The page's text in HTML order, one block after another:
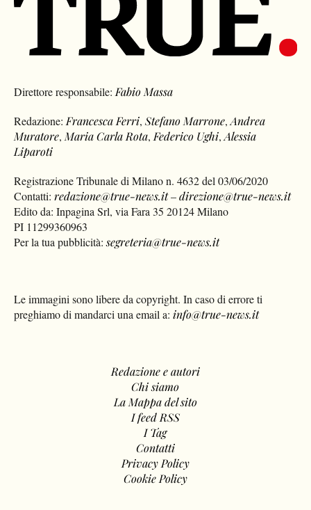
Direttore responsabile: Fabio Massa
Redazione: Francesca Ferri,Stefano Marrone,Andrea
Muratore, Maria Carla Rota, Federico Ughi,Alessia
Liparoti
Registrazione Tribunale di Milano n. 4632 del 03/06/2020
Contatti:redazione@true-news.it–direzione@true-news.it
Edito da: Inpagina Srl, via Fara 35 20124 Milano
PI 11299360963
Per la tua pubblicità:segreteria@true-news.it
Le immagini sono libere da copyright. In caso di errore ti
preghiamo di mandarci una email a: info@true-news.it
Redazione e autori
Chi siamo
La Mappa del sito
I feed RSS
I Tag
Contatti
Privacy Policy
Cookie Policy